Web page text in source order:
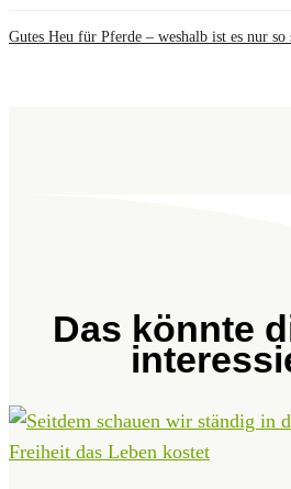
Gutes Heu für Pferde – weshalb ist es nur so
Das könnte